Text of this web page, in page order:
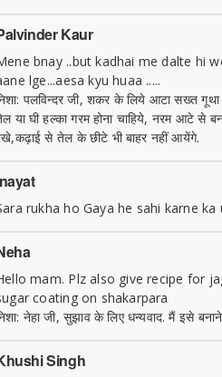
Kaur
bnay ..but kadhai me dalte hi
lge...aesa kyu huaa .....
पलविन्दर जी, शकर के लिये आटा सख्त
या घी हल्का गरम होना चाहिये, नरम आटे से
से तेल के छीटे भी बाहर नहीं आयेंगे.
rukha ho Gaya he sahi karne ka
mam. Plz also give recipe for
coating on shakarpara
नेहा जी, सुझाव के लिए धन्यवाद. मैं इसे
Singh